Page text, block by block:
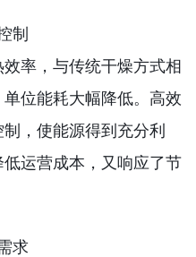
制
率，与传统干燥方式相
位能耗大幅降低。高效
，使能源得到充分利
运营成本，又响应了节
求